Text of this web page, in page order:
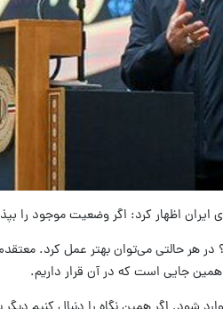
اظهار کرد: اگر وضعیت موجود را
هر حالتی می‌توان بهتر عمل کرد.
جایی است که در آن قرار داریم.